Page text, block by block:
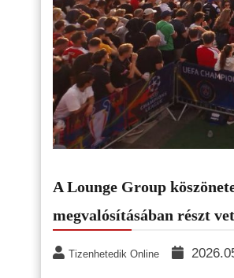
A Lounge Group
megvalósításában részt
Tizenhetedik Online